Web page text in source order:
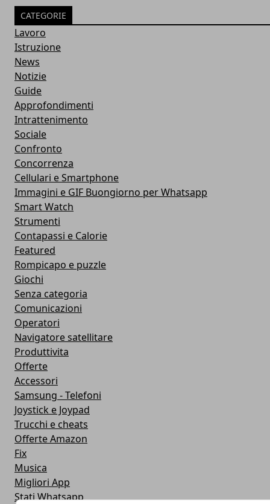
CATEGORIE
Lavoro
Istruzione
News
Notizie
Guide
Approfondimenti
Intrattenimento
Sociale
Confronto
Concorrenza
Cellulari e Smartphone
Immagini e GIF Buongiorno per Whatsapp
Smart Watch
Strumenti
Contapassi e Calorie
Featured
Rompicapo e puzzle
Giochi
Senza categoria
Comunicazioni
Operatori
Navigatore satellitare
Produttivita
Offerte
Accessori
Samsung - Telefoni
Joystick e Joypad
Trucchi e cheats
Offerte Amazon
Fix
Musica
Migliori App
Stati Whatsapp